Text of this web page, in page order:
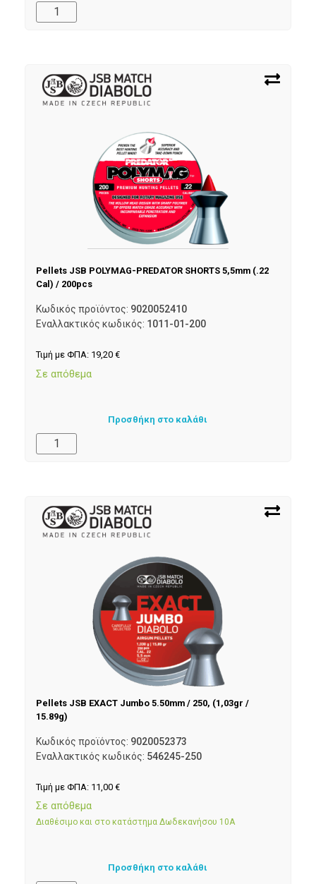
Pellets JSB POLYMAG-PREDATOR SHORTS 5,5mm (.22
Cal) / 200pcs
Κωδικός προϊόντος: 9020052410
Εναλλακτικός κωδικός: 1011-01-200
Τιμή με ΦΠΑ: 19,20 €
Σε απόθεμα
Προσθήκη στο καλάθι
Pellets JSB EXACT Jumbo 5.50mm / 250, (1,03gr /
15.89g)
Κωδικός προϊόντος: 9020052373
Εναλλακτικός κωδικός: 546245-250
Τιμή με ΦΠΑ: 11,00 €
Σε απόθεμα
Διαθέσιμο και στο κατάστημα Δωδεκανήσου 10Α
Προσθήκη στο καλάθι